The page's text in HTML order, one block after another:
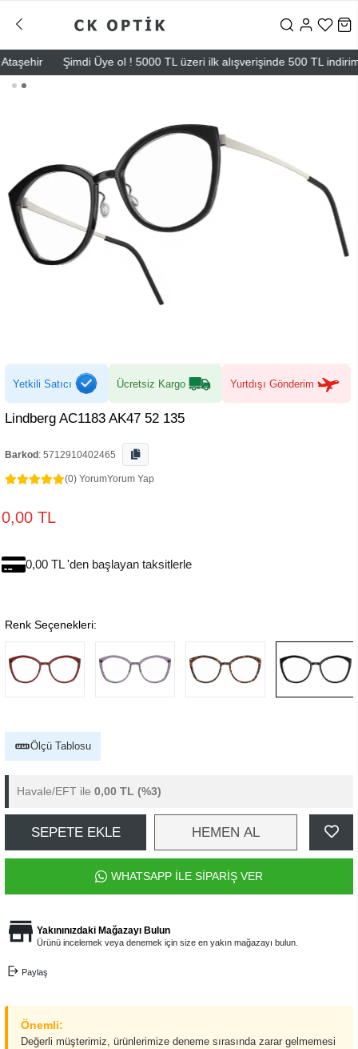
Şimdi Üye ol ! 5000 TL üzeri ilk alışverişinde 500 TL indirim
Yetkili Satıcı Ücretsiz Kargo Yurtdışı Gönderim
Lindberg AC1183 AK47 52 135
Barkod : 5712910402465
(0) YorumYorum Yap
0,00 TL
0,00 TL 'den başlayan taksitlerle
Renk Seçenekleri:
Ölçü Tablosu
Havale/EFT ile 0,00 TL (%3)
SEPETE EKLE HEMEN AL
WHATSAPP İLE SİPARİŞ VER
Yakınınızdaki Mağazayı Bulun
Ürünü incelemek veya denemek için size en yakın mağazayı bulun.
Paylaş
Önemli:
Değerli müşterimiz, ürünlerimize deneme sırasında zarar gelmemesi